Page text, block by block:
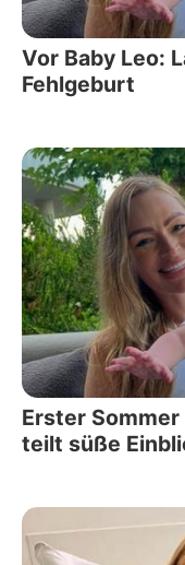
Vor Baby Leo:
Fehlgeburt
Erster
teilt süße